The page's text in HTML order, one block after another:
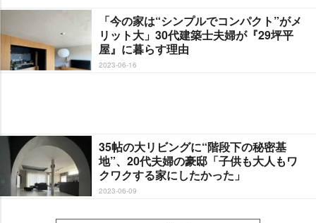
「今の家は“シンプルでコンパクト”がメ
リット大」30代建築士夫婦が『29坪平
屋』に暮らす理由
2023-06-16
35帖の大リビングに“階段下の秘密基
地”、20代夫婦の豪邸「子供も大人もワ
クワクする家にしたかった」
2023-06-09